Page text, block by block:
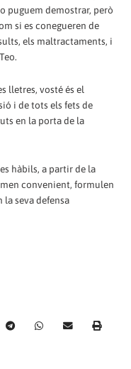
puguem demostrar, però
si es conegueren de
els maltractaments, i
lletres, vosté és el
i de tots els fets de
en la porta de la
hàbils, a partir de la
convenient, formulen
la seva defensa